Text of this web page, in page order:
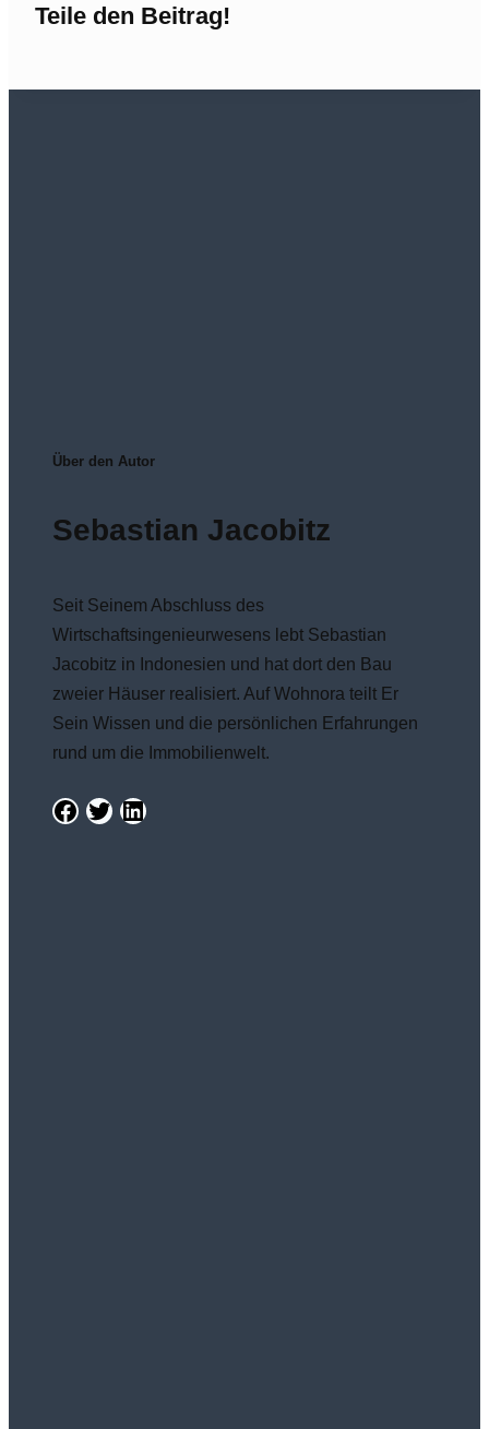
Teile den Beitrag!
Über den Autor
Sebastian Jacobitz
Seit Seinem Abschluss des
Wirtschaftsingenieurwesens lebt Sebastian
Jacobitz in Indonesien und hat dort den Bau
zweier Häuser realisiert. Auf Wohnora teilt Er
Sein Wissen und die persönlichen Erfahrungen
rund um die Immobilienwelt.
Facebook
TwitterLinkedIn